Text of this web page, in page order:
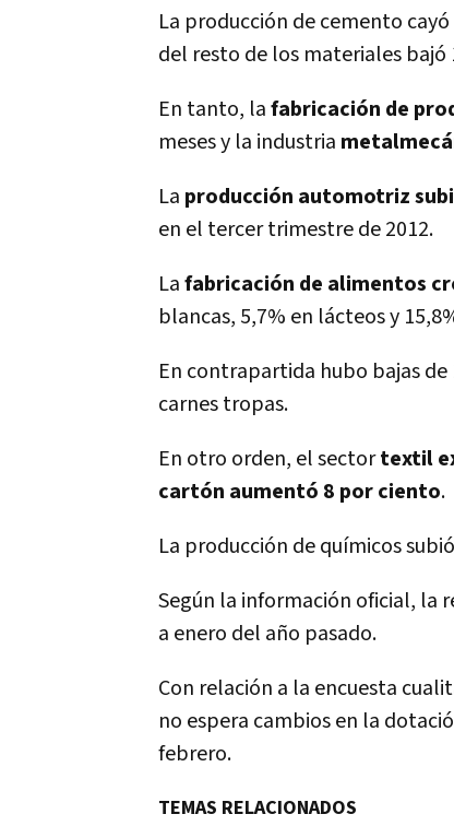
La producción de cemento
del resto de los materiales bajó
En tanto, lafabricación de
meses y la industria
La producción automotriz
en el tercer trimestre de 2012.
Lafabricación de alimentos
blancas, 5,7% en lácteos y
En contrapartida hubo bajas
carnes tropas.
En otro orden, el sectortextil
cartón aumentó 8 por ciento.
La producción de químicos
Según la información oficial, la
a enero del año pasado.
Con relación a la encuesta
no espera cambios en la
febrero.
TEMAS RELACIONADOS